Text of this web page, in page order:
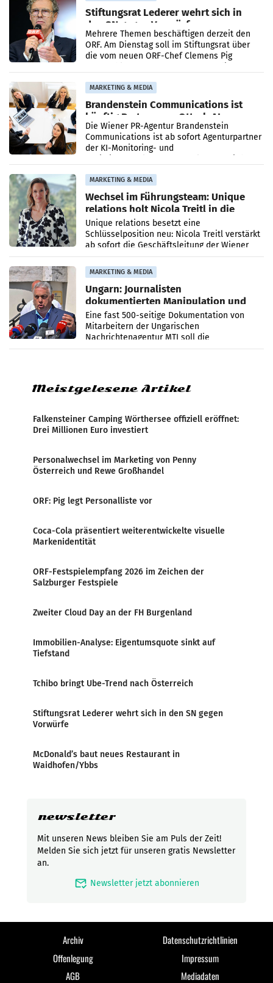
Stiftungsrat Lederer wehrt sich in
den SN gegen Vorwürfe
Mehrere Themen beschäftigen derzeit den
ORF. Am Dienstag soll im Stiftungsrat über
die vom neuen ORF-Chef Clemens Pig
MARKETING & MEDIA
Brandenstein Communications ist
künftig Partner von OtterlyAI
Die Wiener PR-Agentur Brandenstein
Communications ist ab sofort Agenturpartner
der KI-Monitoring- und
MARKETING & MEDIA
Wechsel im Führungsteam: Unique
relations holt Nicola Treitl in die
Geschäftsleitung
Unique relations besetzt eine
Schlüsselposition neu: Nicola Treitl verstärkt
ab sofort die Geschäftsleitung der Wiener
PR-Agentur an der Seite von Josef Kalina und
Anna Kalina-Mahr.
MARKETING & MEDIA
Ungarn: Journalisten
dokumentierten Manipulation und
Zensur
Eine fast 500-seitige Dokumentation von
Mitarbeitern der Ungarischen
Nachrichtenagentur MTI soll die
systematische Nachrichten-Manipulation und
Meistgelesene Artikel
Falkensteiner Camping Wörthersee offiziell eröffnet:
Drei Millionen Euro investiert
Personalwechsel im Marketing von Penny
Österreich und Rewe Großhandel
ORF: Pig legt Personalliste vor
Coca-Cola präsentiert weiterentwickelte visuelle
Markenidentität
ORF-Festspielempfang 2026 im Zeichen der
Salzburger Festspiele
Zweiter Cloud Day an der FH Burgenland
Immobilien-Analyse: Eigentumsquote sinkt auf
Tiefstand
Tchibo bringt Ube-Trend nach Österreich
Stiftungsrat Lederer wehrt sich in den SN gegen
Vorwürfe
McDonald’s baut neues Restaurant in
Waidhofen/Ybbs
newsletter
Mit unseren News bleiben Sie am Puls der Zeit!
Melden Sie sich jetzt für unseren gratis Newsletter
an.
mark_email_read Newsletter jetzt abonnieren
Archiv
Datenschutzrichtlinien
Offenlegung
Impressum
AGB
Mediadaten